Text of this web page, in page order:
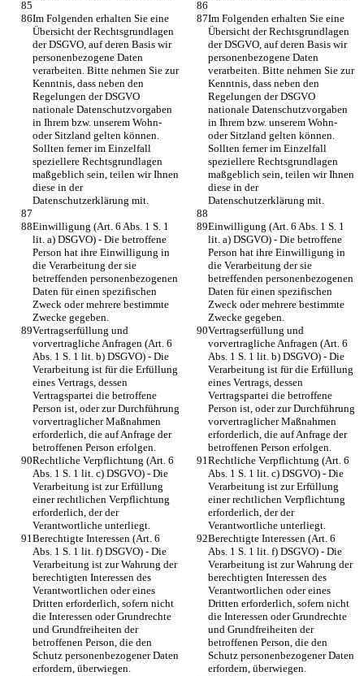
Im Folgenden erhalten Sie eine
Übersicht der Rechtsgrundlagen
der DSGVO, auf deren Basis wir
personenbezogene Daten
verarbeiten. Bitte nehmen Sie zur
Kenntnis, dass neben den
Regelungen der DSGVO
nationale Datenschutzvorgaben
in Ihrem bzw. unserem Wohn-
oder Sitzland gelten können.
Sollten ferner im Einzelfall
speziellere Rechtsgrundlagen
maßgeblich sein, teilen wir Ihnen
diese in der
Datenschutzerklärung mit.
Im Folgenden erhalten Sie eine
Übersicht der Rechtsgrundlagen
der DSGVO, auf deren Basis wir
personenbezogene Daten
verarbeiten. Bitte nehmen Sie zur
Kenntnis, dass neben den
Regelungen der DSGVO
nationale Datenschutzvorgaben
in Ihrem bzw. unserem Wohn-
oder Sitzland gelten können.
Sollten ferner im Einzelfall
speziellere Rechtsgrundlagen
maßgeblich sein, teilen wir Ihnen
diese in der
Datenschutzerklärung mit.
Einwilligung (Art. 6 Abs. 1 S. 1
lit. a) DSGVO) - Die betroffene
Person hat ihre Einwilligung in
die Verarbeitung der sie
betreffenden personenbezogenen
Daten für einen spezifischen
Zweck oder mehrere bestimmte
Zwecke gegeben.
Einwilligung (Art. 6 Abs. 1 S. 1
lit. a) DSGVO) - Die betroffene
Person hat ihre Einwilligung in
die Verarbeitung der sie
betreffenden personenbezogenen
Daten für einen spezifischen
Zweck oder mehrere bestimmte
Zwecke gegeben.
Vertragserfüllung und
vorvertragliche Anfragen (Art. 6
Abs. 1 S. 1 lit. b) DSGVO) - Die
Verarbeitung ist für die Erfüllung
eines Vertrags, dessen
Vertragspartei die betroffene
Person ist, oder zur Durchführung
vorvertraglicher Maßnahmen
erforderlich, die auf Anfrage der
betroffenen Person erfolgen.
Vertragserfüllung und
vorvertragliche Anfragen (Art. 6
Abs. 1 S. 1 lit. b) DSGVO) - Die
Verarbeitung ist für die Erfüllung
eines Vertrags, dessen
Vertragspartei die betroffene
Person ist, oder zur Durchführung
vorvertraglicher Maßnahmen
erforderlich, die auf Anfrage der
betroffenen Person erfolgen.
Rechtliche Verpflichtung (Art. 6
Abs. 1 S. 1 lit. c) DSGVO) - Die
Verarbeitung ist zur Erfüllung
einer rechtlichen Verpflichtung
erforderlich, der der
Verantwortliche unterliegt.
Rechtliche Verpflichtung (Art. 6
Abs. 1 S. 1 lit. c) DSGVO) - Die
Verarbeitung ist zur Erfüllung
einer rechtlichen Verpflichtung
erforderlich, der der
Verantwortliche unterliegt.
Berechtigte Interessen (Art. 6
Abs. 1 S. 1 lit. f) DSGVO) - Die
Verarbeitung ist zur Wahrung der
berechtigten Interessen des
Verantwortlichen oder eines
Dritten erforderlich, sofern nicht
die Interessen oder Grundrechte
und Grundfreiheiten der
betroffenen Person, die den
Schutz personenbezogener Daten
erfordern, überwiegen.
Berechtigte Interessen (Art. 6
Abs. 1 S. 1 lit. f) DSGVO) - Die
Verarbeitung ist zur Wahrung der
berechtigten Interessen des
Verantwortlichen oder eines
Dritten erforderlich, sofern nicht
die Interessen oder Grundrechte
und Grundfreiheiten der
betroffenen Person, die den
Schutz personenbezogener Daten
erfordern, überwiegen.